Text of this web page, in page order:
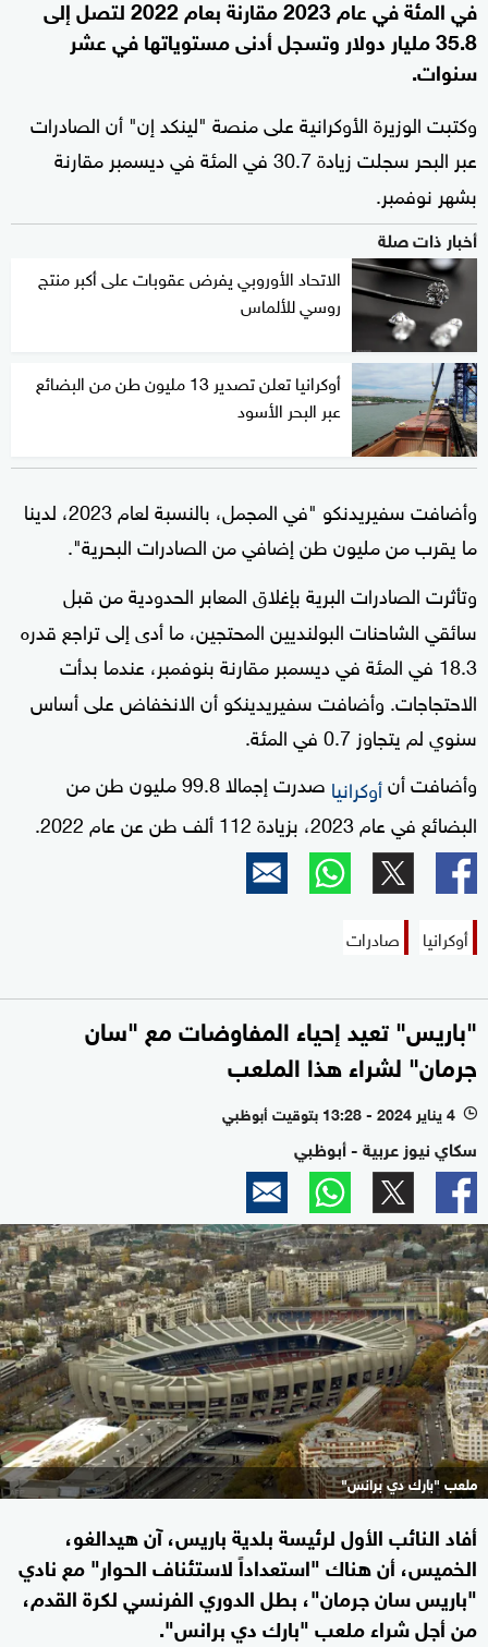
في المئة في عام 2023 مقارنة بعام 2022 لتصل إلى
35.8 مليار دولار وتسجل أدنى مستوياتها في عشر
سنوات.
وكتبت الوزيرة الأوكرانية على منصة "لينكد إن" أن الصادرات
عبر البحر سجلت زيادة 30.7 في المئة في ديسمبر مقارنة
بشهر نوفمبر.
أخبار ذات صلة
الاتحاد الأوروبي يفرض عقوبات على أكبر منتج
روسي للألماس
أوكرانيا تعلن تصدير 13 مليون طن من البضائع
عبر البحر الأسود
وأضافت سفيريدنكو "في المجمل، بالنسبة لعام 2023، لدينا
ما يقرب من مليون طن إضافي من الصادرات البحرية".
وتأثرت الصادرات البرية بإغلاق المعابر الحدودية من قبل
سائقي الشاحنات البولنديين المحتجين، ما أدى إلى تراجع قدره
18.3 في المئة في ديسمبر مقارنة بنوفمبر، عندما بدأت
الاحتجاجات. وأضافت سفيريدينكو أن الانخفاض على أساس
سنوي لم يتجاوز 0.7 في المئة.
وأضافت أنأوكرانيا
صدرت إجمالا 99.8 مليون طن من
البضائع في عام 2023، بزيادة 112 ألف طن عن عام 2022.
أوكرانيا صادرات
"باريس" تعيد إحياء المفاوضات مع "سان
جرمان" لشراء هذا الملعب
l 4 يناير 2024 - 13:28 بتوقيت أبوظبي
سكاي نيوز عربية - أبوظبي
ملعب "بارك دي برانس"
أفاد النائب الأول لرئيسة بلدية باريس، آن هيدالغو،
الخميس، أن هناك "استعداداً لاستئناف الحوار" مع نادي
"باريس سان جرمان"، بطل الدوري الفرنسي لكرة القدم،
من أجل شراء ملعب "بارك دي برانس".